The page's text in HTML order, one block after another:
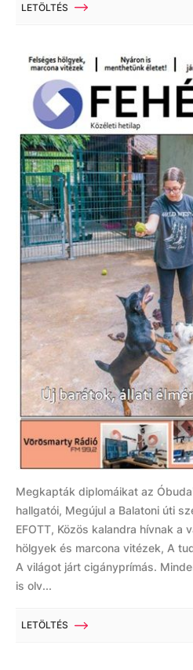
LETÖLTÉS
Megkapták diplomáikat az
hallgatói, Megújul a Balatoni úti
EFOTT, Közös kalandra hívnak a
hölgyek és marcona vitézek, A
A világot járt cigányprímás.
is olv...
LETÖLTÉS